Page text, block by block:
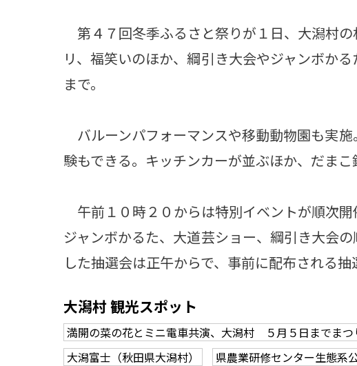
第４７回冬季ふるさと祭りが１日、大潟村
リ、福笑いのほか、綱引き大会やジャンボか
まで。
バルーンパフォーマンスや移動動物園も実
験もできる。キッチンカーが並ぶほか、だまこ
午前１０時２０からは特別イベントが順次
ジャンボかるた、大道芸ショー、綱引き大会
した抽選会は正午からで、事前に配布される抽
大潟村 観光スポット
満開の菜の花とミニ電車共演、大潟村 ５月５日までまつ
大潟富士（秋田県大潟村）
県農業研修センター生態系